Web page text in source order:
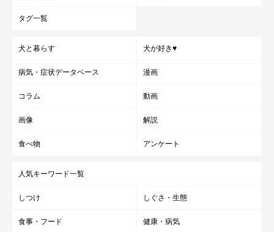
タグ一覧
犬と暮らす 犬が好き♥
病気・症状データベース 漫画
コラム 動画
画像 解説
食べ物 アンケート
人気キーワード一覧
しつけ しぐさ・生態
食事・フード 健康・病気